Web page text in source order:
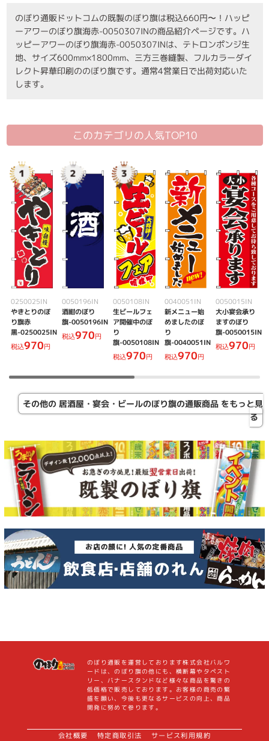
のぼり通販ドットコムの既製のぼり旗は税込660円〜！ハッピ
ーアワーのぼり旗海赤-0050307INの商品紹介ページです。ハ
ッピーアワーのぼり旗海赤-0050307INは、テトロンポンジ生
地、サイズ600mm×1800mm、三方三巻縫製、フルカラーダイ
レクト昇華印刷ののぼり旗です。通常4営業日で出荷対応いた
します。
このカテゴリの人気TOP10
0250025IN
やきとりのぼ
り旗赤
黒-0250025IN
税込970円
0050196IN
酒紺のぼり
旗-0050196IN
税込970円
0050108IN
生ビールフェ
ア開催中のぼ
り
旗-0050108IN
税込970円
0040051IN
新メニュー始
めましたのぼ
り
旗-0040051IN
税込970円
0050015IN
大小宴会承り
ますのぼり
旗-0050015IN
税込970円
その他の 居酒屋・宴会・ビールのぼり旗の通販商品 をもっと見
る
のぼり通販を運営しております株式会社バルワ
ードは、のぼり旗の他にも、横断幕やタペスト
リー、バナースタンドなど様々な商品を驚きの
低価格で販売しております。お客様の商売の繁
盛を願い、今後も更なるサービスの向上、商品
開発に努めて参ります。
会社概要 特定商取引法 サービス利用規約